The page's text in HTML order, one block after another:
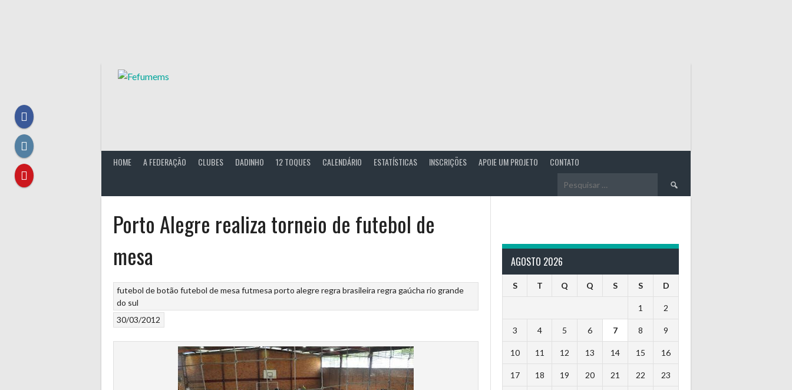
HOME A FEDERAÇÃO CLUBES DADINHO 12 TOQUES CALENDÁRIO ESTATÍSTICAS INSCRIÇÕES APOIE UM PROJETO CONTATO
Pesquisar
por:
Porto Alegre realiza torneio de futebol de
mesa
futebol de botão futebol de mesa futmesa porto alegreregra brasileira regra gaúcha rio grande
do sul
30/03/2012
AGOSTO 2026
S T Q Q S S D
1 2
3 4 5 6 7 8 9
10 11 12 13 14 15 16
17 18 19 20 21 22 23